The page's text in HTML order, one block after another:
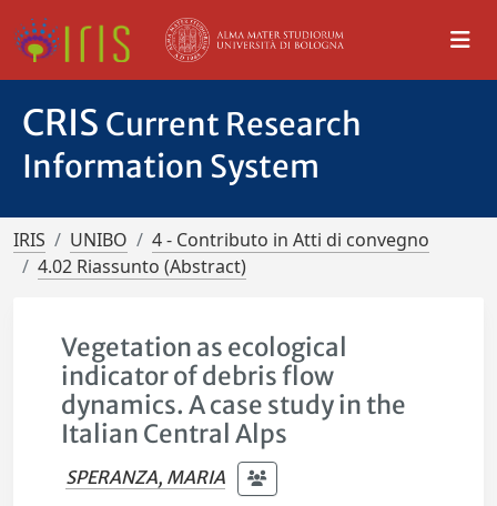
CRIS Current Research
Information System
IRIS UNIBO
4 - Contributo in Atti di convegno
4.02 Riassunto (Abstract)
Vegetation as ecological
indicator of debris flow
dynamics. A case study in the
Italian Central Alps
SPERANZA, MARIA